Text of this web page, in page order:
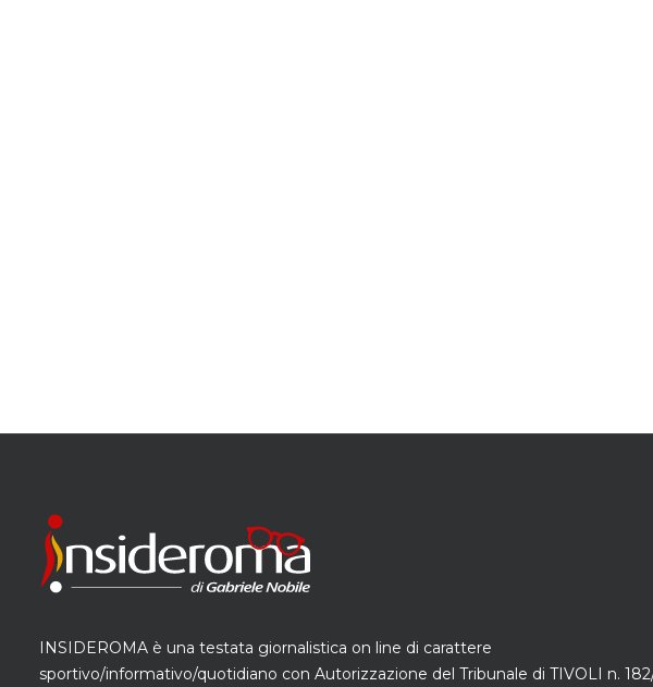
INSIDEROMA è una testata giornalistica on line di carattere
sportivo/informativo/quotidiano con Autorizzazione del Tribunale di TIVOLI n.